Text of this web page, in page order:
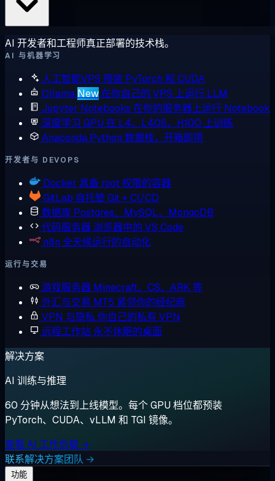
AI 开发者和工程师真正部署的技术栈。
AI 与机器学习
人工智能VPS 预装 PyTorch 和 CUDA
Ollama New在你自己的 VPS 上运行 LLM
Jupyter Notebooks 在你的服务器上运行 Notebook
深度学习 GPU 在 L4、L40S、H100 上训练
Anaconda Python 数据栈，开箱即用
开发者与 DEVOPS
Docker 具备 root 权限的容器
GitLab 自托管 Git + CI/CD
数据库 Postgres、MySQL、MongoDB
代码服务器 浏览器中的 VS Code
n8n 全天候运行的自动化
运行与交易
游戏服务器 Minecraft、CS、ARK 等
外汇与交易 MT5 紧邻你的经纪商
VPN 与隐私 你自己的私有 VPN
远程工作站 永不休眠的桌面
解决方案
AI 训练与推理
60 分钟从想法到上线模型。每个 GPU 档位都预装
PyTorch、CUDA、vLLM 和 TGI 镜像。
查看 AI 工作负载 →
联系解决方案团队 →